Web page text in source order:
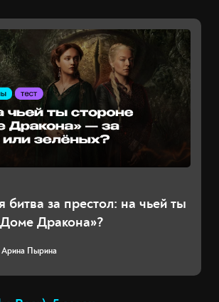
битва за престол: на чьей ты
Дракона»?
Арина Пырина